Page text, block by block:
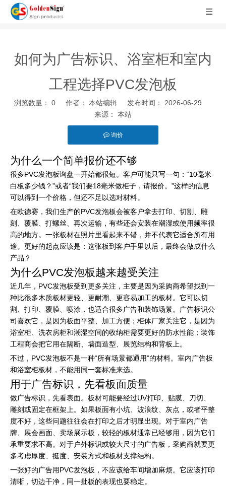
如何为广告标识、浴室柜和室内
工程选择PVC发泡板
浏览数量： 0 作者： 本站编辑 发布时间： 2026-06-29
来源： 本站
询价
["facebook","twitter","line","wechat","linkedin","pinterest","whatsapp"]
为什么一个简单报价还不够
很多PVC发泡板询盘一开始都很短。客户可能只写一句：“10毫米
白板多少钱？”或者“我们要18毫米做柜子，请报价。”这样的信息
可以得到一个价格，但还不足以选对材料。
在欧德赛，我们生产的PVC发泡板会被客户拿去打印、切割、雕
刻、覆膜、打螺丝、再次运输，有些还会安装在潮湿或使用频率很
高的地方。一张板材在照片里看起来不错，并不代表它适合所有用
途。更好的起点应该是：这张板到客户手里以后，最终会做成什么
产品？
为什么PVC发泡板越来越受关注
近几年，PVC发泡板受到更多关注，主要是因为采购商希望找到一
种比很多木质板材更轻、更耐潮、更容易加工的板材。它可以切
割、打印、覆膜、喷涂，也适合很多广告和装饰场景。广告标识公
司喜欢它，是因为板面平整、加工方便；柜体厂家关注它，是因为
浴室柜、洗衣房柜和潮湿空间的收纳柜需要更好的防水性能；装饰
工程商会把它用在隔断、墙面造型、展览结构和背板上。
不过，PVC发泡板不是一种“所有场景都通用”的材料。室内广告板
和浴室柜板材，不能用同一套标准来选。
用于广告标识，先看板面质量
做广告标识，先看表面。板材可能要经过UV打印、贴膜、刀切、
雕刻或固定在框架上。如果板面有小坑、波浪纹、灰点，或者平整
度不好，这些问题往往会在打印之后才明显出现。对于室内广告
牌、展会画面、卖场展示板，较轻的板材通常已经够用，因为它们
承重要求不高。对于户外标识或较大尺寸的广告板，采购商就要更
多考虑厚度、挺度、安装方式和板材支撑结构。
一张好的广告用PVC发泡板，不应该给车间增加麻烦。它应该打印
清晰，切边干净，同一批板的表现也要稳定。